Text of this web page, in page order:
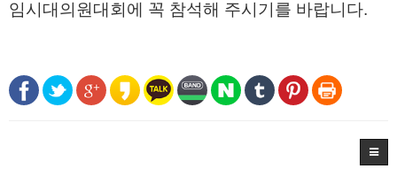
임시대의원대회에 꼭 참석해 주시기를 바랍니다.